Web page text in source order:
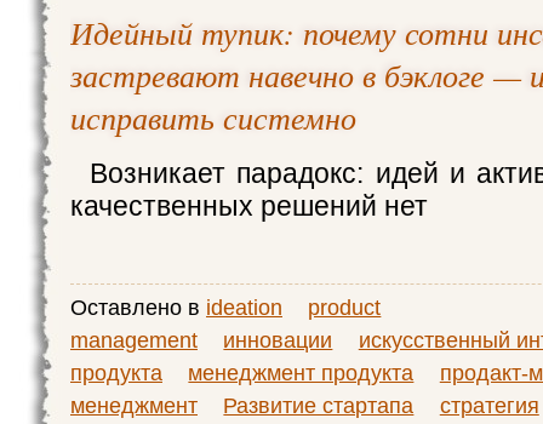
Идейный тупик: почему сотни
застревают навечно в бэклоге —
исправить системно
Возникает парадокс: идей и
качественных решений нет
Оставлено в ideation
product
management
инновации
искусственный
продукта
менеджмент продукта
продакт-
менеджмент
Развитие стартапа
стратегия